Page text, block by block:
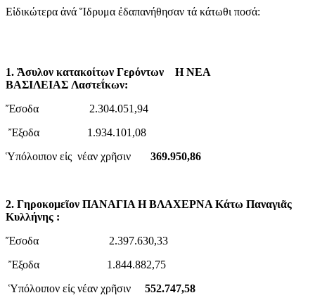
Εἰδικώτερα ἀνά Ἵδρυμα ἐδαπανήθησαν τά κάτωθι ποσά:
1. Ἄσυλον κατακοίτων Γερόντων Η ΝΕΑ
ΒΑΣΙΛΕΙΑΣ Λαστεΐκων:
Ἔσοδα 2.304.051,94
Ἔξοδα 1.934.101,08
Ὑπόλοιπον εἰς νέαν χρῆσιν 369.950,86
2. Γηροκομεῖον ΠΑΝΑΓΙΑ Η ΒΛΑΧΕΡΝΑ Κάτω Παναγιᾶς
Κυλλήνης :
Ἔσοδα 2.397.630,33
Ἔξοδα 1.844.882,75
Ὑπόλοιπον εἰς νέαν χρῆσιν 552.747,58